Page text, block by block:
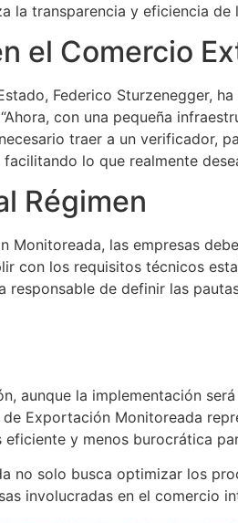
la transparencia y eficiencia de
el Comercio
Federico Sturzenegger,
con una pequeña
traer a un verificador,
lo que realmente
Régimen
Monitoreada, las empresas
con los requisitos técnicos
responsable de definir las
aunque la implementación
Exportación Monitoreada
y menos burocrática
no solo busca optimizar los
involucradas en el comercio